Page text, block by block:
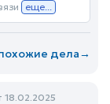
еще...
дела→
18.02.2025